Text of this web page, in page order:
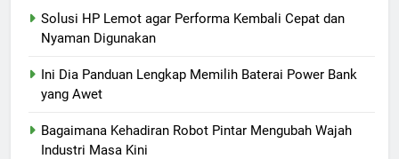
Solusi HP Lemot agar Performa Kembali Cepat dan
Nyaman Digunakan
Ini Dia Panduan Lengkap Memilih Baterai Power Bank
yang Awet
Bagaimana Kehadiran Robot Pintar Mengubah Wajah
Industri Masa Kini